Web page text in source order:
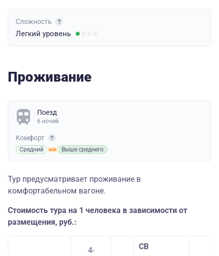
Сложность
Легкий уровень
Проживание
Поезд
6 ночей
Комфорт
Средний Выше среднего
Тур предусматривает проживание в
комфортабельном вагоне.
Стоимость тура на 1 человека в зависимости от
размещения, руб.:
4-
СВ